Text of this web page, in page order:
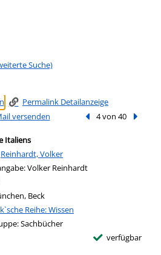
nach der Sie
Suche)
Permalink Detailanzeige
versenden
Vorheriger Treffer
4 von 40
Italiens
Suche nach diesem Verfasser
Reinhardt, Volker
Volker Reinhardt
Beck
Reihe: Wissen
Sachbücher
verfügbar